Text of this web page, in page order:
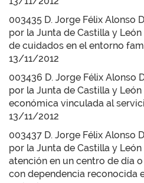
003435 D. Jorge Félix Alonso
por la Junta de Castilla y
de cuidados en el entorno
13/11/2012
003436 D. Jorge Félix Alonso
por la Junta de Castilla y
económica vinculada al
13/11/2012
003437 D. Jorge Félix Alonso
por la Junta de Castilla y
atención en un centro de día
con dependencia reconocida